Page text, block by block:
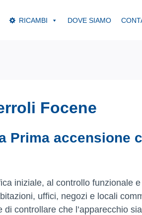
RICAMBI DOVE SIAMO
Focene
Prima accensione
iniziale, al controllo funzionale
uffici, negozi e locali
controllare che l’apparecchio